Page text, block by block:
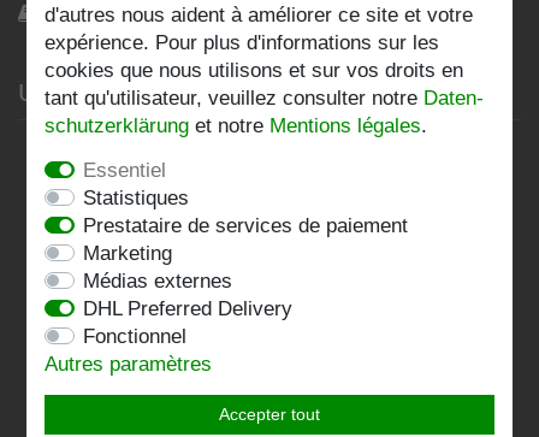
Blog
Unternehmen
AGB
Impressum
Kontakt
Folgen Sie uns:
d'autres nous aident à améliorer ce site et votre
expérience. Pour plus d'informations sur les
cookies que nous utilisons et sur vos droits en
tant qu'utilisateur, veuillez consulter notre Daten­
schutz­erklärung et notre Mentions légales.
Essentiel
Statistiques
Prestataire de services de paiement
Marketing
Médias externes
DHL Preferred Delivery
Fonctionnel
Autres paramètres
Accepter tout